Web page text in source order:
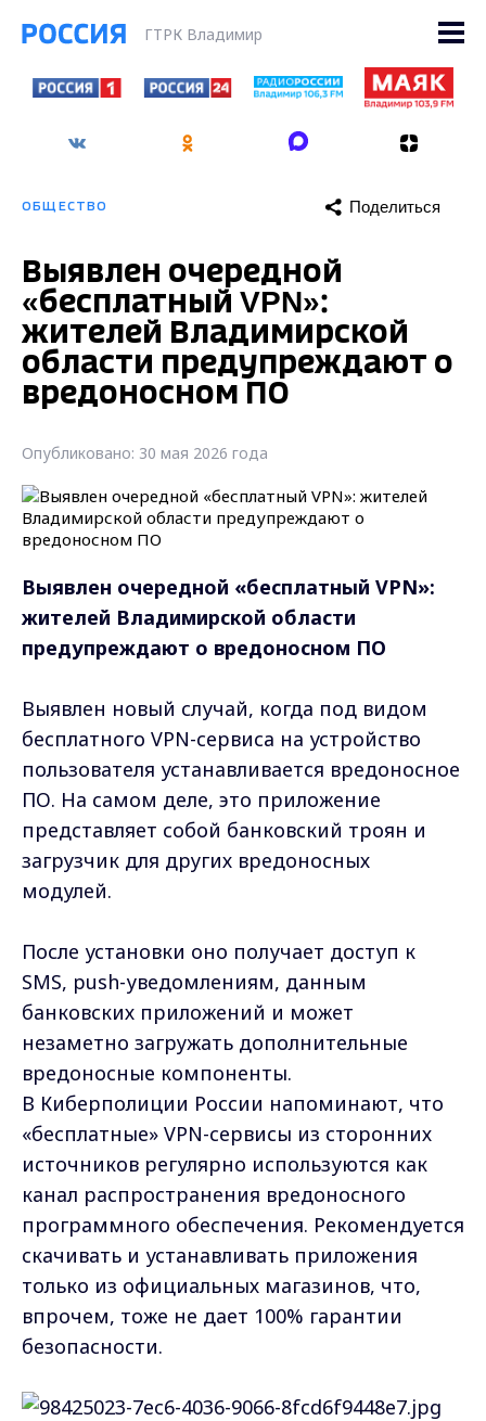
ГТРК Владимир
ОБЩЕСТВО Поделиться
Выявлен очередной
«бесплатный VPN»:
жителей Владимирской
области предупреждают о
вредоносном ПО
Опубликовано: 30 мая 2026 года
Выявлен очередной «бесплатный VPN»:
жителей Владимирской области
предупреждают о вредоносном ПО
Выявлен новый случай, когда под видом
бесплатного VPN-сервиса на устройство
пользователя устанавливается вредоносное
ПО. На самом деле, это приложение
представляет собой банковский троян и
загрузчик для других вредоносных
модулей.
После установки оно получает доступ к
SMS, push-уведомлениям, данным
банковских приложений и может
незаметно загружать дополнительные
вредоносные компоненты.
В Киберполиции России напоминают, что
«бесплатные» VPN-сервисы из сторонних
источников регулярно используются как
канал распространения вредоносного
программного обеспечения. Рекомендуется
скачивать и устанавливать приложения
только из официальных магазинов, что,
впрочем, тоже не дает 100% гарантии
безопасности.